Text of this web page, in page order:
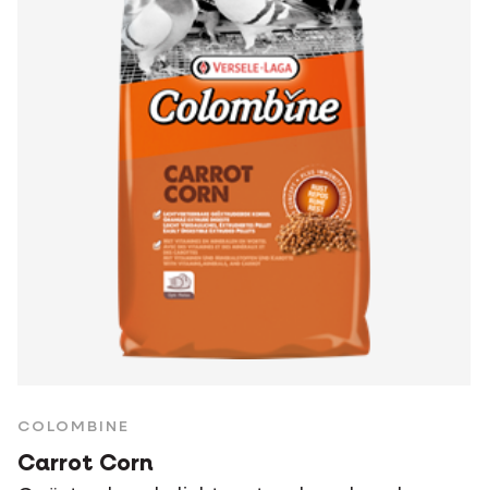
COLOMBINE
Carrot Corn